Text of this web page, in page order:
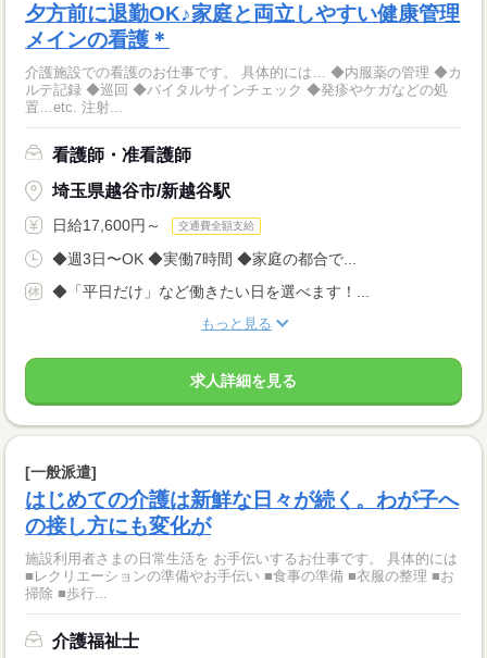
夕方前に退勤OK♪家庭と両立しやすい健康管理
メインの看護＊
介護施設での看護のお仕事です。 具体的には… ◆内服薬の管理 ◆カ
ルテ記録 ◆巡回 ◆バイタルサインチェック ◆発疹やケガなどの処
置…etc. 注射...
看護師・准看護師
埼玉県越谷市/新越谷駅
日給17,600円～ 交通費全額支給
◆週3日〜OK ◆実働7時間 ◆家庭の都合で...
◆「平日だけ」など働きたい日を選べます！...
もっと見る
求人詳細を見る
[一般派遣]
はじめての介護は新鮮な日々が続く。わが子へ
の接し方にも変化が
施設利用者さまの日常生活を お手伝いするお仕事です。 具体的には
■レクリエーションの準備やお手伝い ■食事の準備 ■衣服の整理 ■お
掃除 ■歩行...
介護福祉士